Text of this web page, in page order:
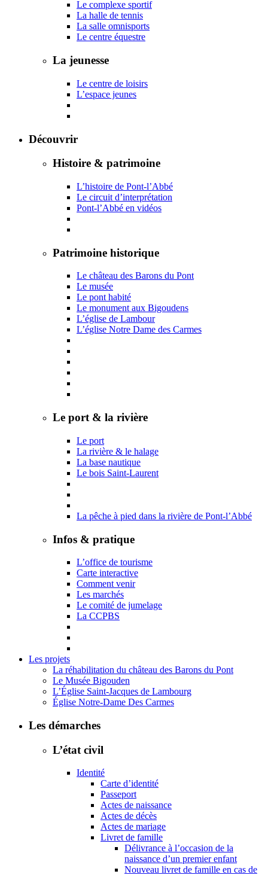
Le complexe sportif
La halle de tennis
La salle omnisports
Le centre équestre
La jeunesse
Le centre de loisirs
L’espace jeunes
Découvrir
Histoire & patrimoine
L’histoire de Pont-l’Abbé
Le circuit d’interprétation
Pont-l’Abbé en vidéos
Patrimoine historique
Le château des Barons du Pont
Le musée
Le pont habité
Le monument aux Bigoudens
L’église de Lambour
L’église Notre Dame des Carmes
Le port & la rivière
Le port
La rivière & le halage
La base nautique
Le bois Saint-Laurent
La pêche à pied dans la rivière de Pont-l’Abbé
Infos & pratique
L’office de tourisme
Carte interactive
Comment venir
Les marchés
Le comité de jumelage
La CCPBS
Les projets
La réhabilitation du château des Barons du Pont
Le Musée Bigouden
L’Église Saint-Jacques de Lambourg
Église Notre-Dame Des Carmes
Les démarches
L’état civil
Identité
Carte d’identité
Passeport
Actes de naissance
Actes de décès
Actes de mariage
Livret de famille
Délivrance à l’occasion de la
naissance d’un premier enfant
Nouveau livret de famille en cas de